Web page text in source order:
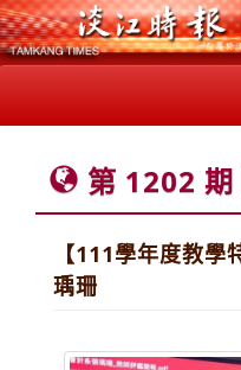
第 1202
【111學年度教
瑀珊